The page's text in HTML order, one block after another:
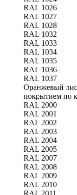
RAL 1026
RAL 1027
RAL 1028
RAL 1032
RAL 1033
RAL 1034
RAL 1035
RAL 1036
RAL 1037
Оранжевый
покрытием по
RAL 2000
RAL 2001
RAL 2002
RAL 2003
RAL 2004
RAL 2005
RAL 2007
RAL 2008
RAL 2009
RAL 2010